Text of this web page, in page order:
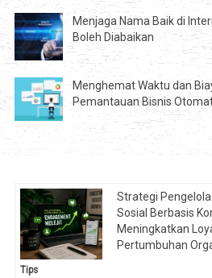
Menjaga Nama Baik di
Boleh Diabaikan
Menghemat Waktu dan
Pemantauan Bisnis
Strategi
Sosial Berbasis
Meningkatkan
Pertumbuhan
Tips